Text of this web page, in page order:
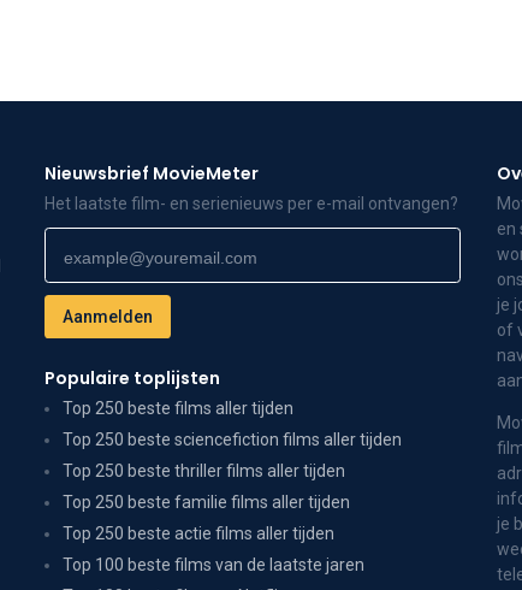
Nieuwsbrief MovieMeter
Het laatste film- en serienieuws per e-mail ontvangen?
Populaire toplijsten
Top 250 beste films aller tijden
Top 250 beste sciencefiction films aller tijden
Top 250 beste thriller films aller tijden
Top 250 beste familie films aller tijden
Top 250 beste actie films aller tijden
Top 100 beste films van de laatste jaren
en
je
of
je